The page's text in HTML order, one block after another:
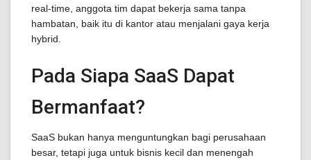
real-time, anggota tim dapat bekerja sama tanpa
hambatan, baik itu di kantor atau menjalani gaya kerja
hybrid.
Pada Siapa SaaS Dapat
Bermanfaat?
SaaS bukan hanya menguntungkan bagi perusahaan
besar, tetapi juga untuk bisnis kecil dan menengah